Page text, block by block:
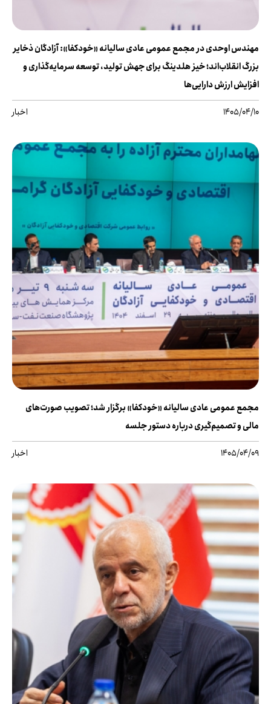
مهندس اوحدی در مجمع عمومی عادی سالیانه «خودکفا»: آزادگان ذخایر
بزرگ انقلاب‌اند؛ خیز هلدینگ برای جهش تولید، توسعه سرمایه‌گذاری و
افزایش ارزش دارایی‌ها
1405/04/10 اخبار
مجمع عمومی عادی سالیانه «خودکفا» برگزار شد؛ تصویب صورت‌های
مالی و تصمیم‌گیری درباره دستور جلسه
1405/04/09 اخبار